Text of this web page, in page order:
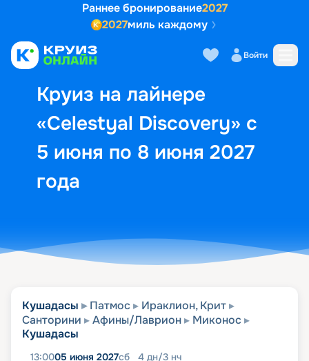
Раннее бронирование2027
2027миль каждому
Войти
Круиз на лайнере
«Celestyal Discovery» с
5 июня по 8 июня 2027
года
Выбор кают Маршрут и
Кушадасы Патмос
Ираклион, Крит
Санторини
Афины/Лаврион
Миконос
Кушадасы
13:0005 июня 2027сб 4 дн/3 нч